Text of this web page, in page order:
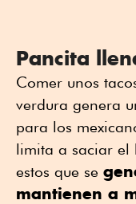
Pancita
Comer unos
verdura genera
para los
limita a saciar el
estos que se
mantienen a